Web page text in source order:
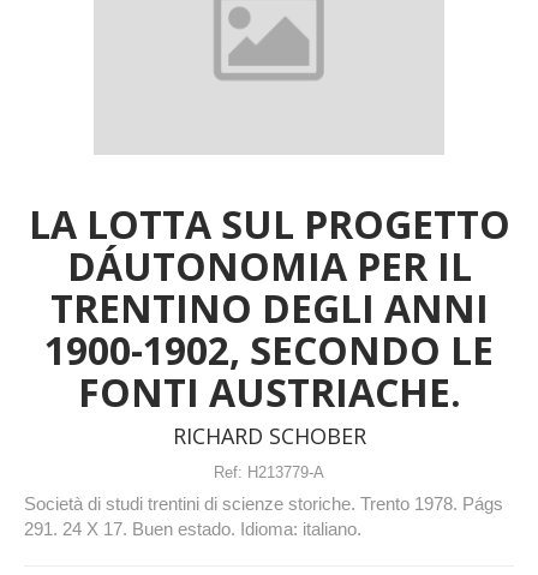
LA LOTTA SUL PROGETTO
DÁUTONOMIA PER IL
TRENTINO DEGLI ANNI
1900-1902, SECONDO LE
FONTI AUSTRIACHE.
RICHARD SCHOBER
Ref: H213779-A
Società di studi trentini di scienze storiche. Trento 1978. Págs
291. 24 X 17. Buen estado. Idioma: italiano.